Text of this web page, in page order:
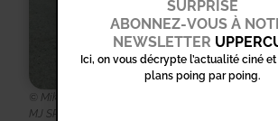
© Mika Cotellon – 2026 – ADNP – GAUMONT –
MJ SPORTS MANAGEMENT
SURPRISE
ABONNEZ-VOUS À
NEWSLETTER
Ici, on vous décrypte l’actualité ciné
plans poing par poing.